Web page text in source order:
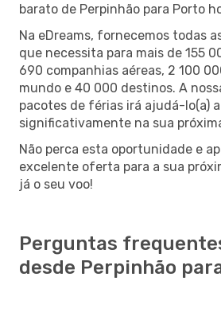
barato de Perpinhão para Porto
Na eDreams, fornecemos todas
que necessita para mais de 155
690 companhias aéreas, 2 100
mundo e 40 000 destinos. A
pacotes de férias irá ajudá-lo(a)
significativamente na sua
Não perca esta oportunidade e
excelente oferta para a sua
já o seu voo!
Perguntas
desde Perpinhão